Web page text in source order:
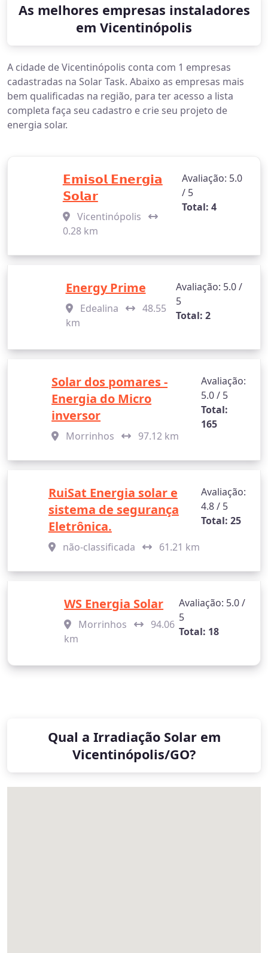
As melhores empresas instaladores
em Vicentinópolis
A cidade de Vicentinópolis conta com 1 empresas
cadastradas na Solar Task. Abaixo as empresas mais
bem qualificadas na região, para ter acesso a lista
completa faça seu cadastro e crie seu projeto de
energia solar.
𝗘𝗺𝗶𝘀𝗼𝗹 𝗘𝗻𝗲𝗿𝗴𝗶𝗮
𝗦𝗼𝗹𝗮𝗿
Vicentinópolis
0.28 km
Avaliação: 5.0
/ 5
Total: 4
Energy Prime
Edealina
48.55
km
Avaliação: 5.0 /
5
Total: 2
Solar dos pomares -
Energia do Micro
inversor
Morrinhos 97.12 km
Avaliação:
5.0 / 5
Total:
165
RuiSat Energia solar e
sistema de segurança
Eletrônica.
não-classificada 61.21 km
Avaliação:
4.8 / 5
Total: 25
WS Energia Solar
Morrinhos
94.06
km
Avaliação: 5.0 /
5
Total: 18
Qual a Irradiação Solar em
Vicentinópolis/GO?